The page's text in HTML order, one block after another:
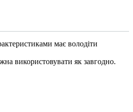
має володіти
використовувати як завгодно.